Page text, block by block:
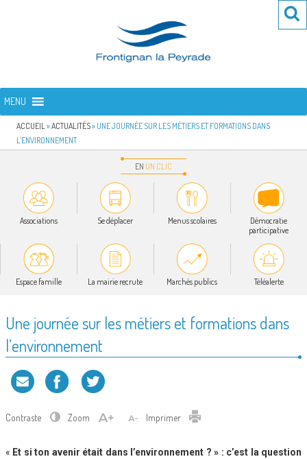
FRONTIGNAN LA PEYRADE
MENU
ACCUEIL »ACTUALITÉS» UNE JOURNÉE SUR LES MÉTIERS ET FORMATIONS DANS
L’ENVIRONNEMENT
EN UN CLIC
Associations Se déplacer Menus scolaires
Démocratie
participative
Espace famille La mairie recrute Marchés publics Téléalerte
Une journée sur les métiers et formations dans
l’environnement
Contraste Zoom Imprimer
« Et si ton avenir était dans l’environnement ? » : c’est la question